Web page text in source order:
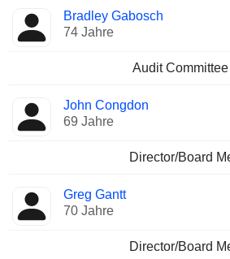
Bradley Gabosch
74 Jahre
Audit
John Congdon
69 Jahre
Director/Board
Greg Gantt
70 Jahre
Director/Board